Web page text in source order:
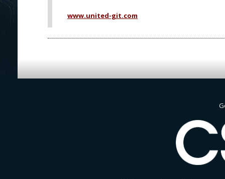
www.united-git.com